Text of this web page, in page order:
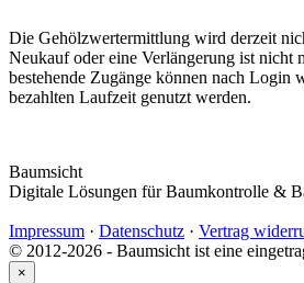
Die Gehölzwertermittlung wird derzeit
Neukauf oder eine Verlängerung ist nicht
bestehende Zugänge können nach Login
bezahlten Laufzeit genutzt werden.
Baumsicht
Digitale Lösungen für Baumkontrolle &
Impressum · Datenschutz · Vertrag
© 2012-2026 - Baumsicht ist eine
×